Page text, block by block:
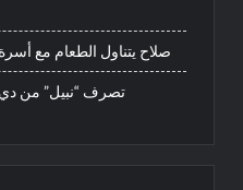
صلاح يتناول الطعام مع
تصرف “نبيل” من دي